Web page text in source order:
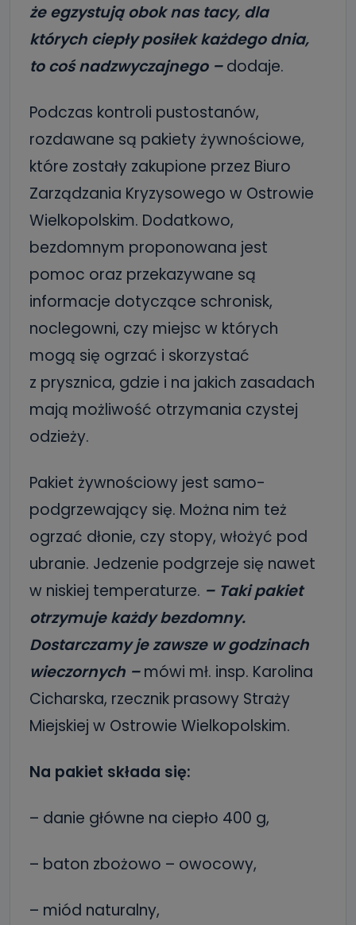
że egzystują obok nas tacy, dla
których ciepły posiłek każdego dnia,
to coś nadzwyczajnego –dodaje.
Podczas kontroli pustostanów,
rozdawane są pakiety żywnościowe,
które zostały zakupione przez Biuro
Zarządzania Kryzysowego w Ostrowie
Wielkopolskim. Dodatkowo,
bezdomnym proponowana jest
pomoc oraz przekazywane są
informacje dotyczące schronisk,
noclegowni, czy miejsc w których
mogą się ogrzać i skorzystać
z prysznica, gdzie i na jakich zasadach
mają możliwość otrzymania czystej
odzieży.
Pakiet żywnościowy jest samo-
podgrzewający się. Można nim też
ogrzać dłonie, czy stopy, włożyć pod
ubranie. Jedzenie podgrzeje się nawet
w niskiej temperaturze. – Taki pakiet
otrzymuje każdy bezdomny.
Dostarczamy je zawsze w godzinach
wieczornych –mówi mł. insp. Karolina
Cicharska, rzecznik prasowy Straży
Miejskiej w Ostrowie Wielkopolskim.
Na pakiet składa się:
– danie główne na ciepło 400 g,
– baton zbożowo – owocowy,
– miód naturalny,